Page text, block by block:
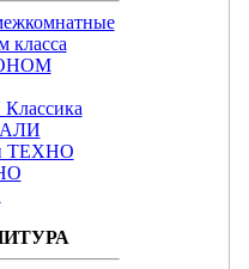
класса
ТЕХНО